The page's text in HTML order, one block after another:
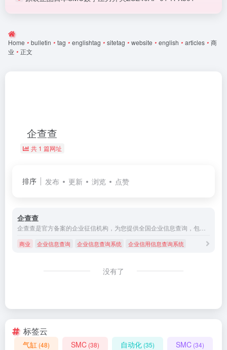
Home • bulletin • tag • englishtag • sitetag • website • english • articles • 商
业 • 正文
企查查
共 1 篇网址
排序 发布 更新 浏览 点赞
企查查
商业 企业信息查询 企业信息查询系统 企业信用信息查询系统
没有了
标签云
气缸 (48) SMC (38) 自动化 (35) SMC (34)